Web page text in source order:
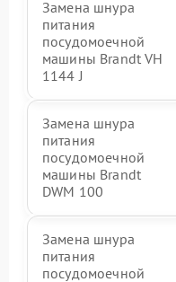
Замена шнура
питания
посудомоечной
машины Brandt VH
1144 J
Замена шнура
питания
посудомоечной
машины Brandt
DWM 100
Замена шнура
питания
посудомоечной